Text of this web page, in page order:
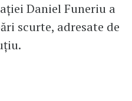
Daniel Funeriu a
scurte, adresate de